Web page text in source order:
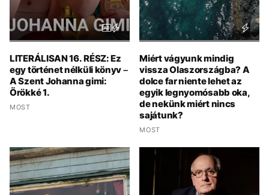
LITERÁLISAN 16. RÉSZ: Ez
egy történet nélküli könyv –
A Szent Johanna gimi:
Örökké 1.
MOST
Miért vágyunk mindig
vissza Olaszországba? A
dolce far niente lehet az
egyik legnyomósabb oka,
de nekünk miért nincs
sajátunk?
MOST